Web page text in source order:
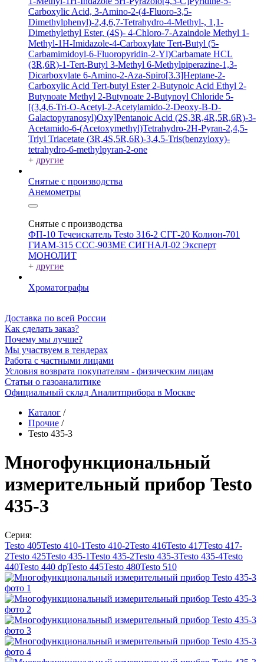
Carboxylic Acid, 3-Amino-2-(4-Fluoro-3,5-
Dimethylphenyl)-2,4,6,7-Tetrahydro-4-Methyl-, 1,1-
Dimethylethyl Ester, (4S)- 4-Chloro-7-Azaindole Methyl 1-
Methyl-1H-Imidazole-4-Carboxylate Tert-Butyl (5-
Carbamimidoyl-6-Fluoropyridin-2-Yl)Carbamate HCL
(3R,6R)-1-Tert-Butyl 3-Methyl 6-Methylpiperazine-1,3-
Dicarboxylate 6-Amino-2-Aza-Spiro[3.3]Heptane-2-
Carboxylic Acid Tert-butyl Ester 2-Butynoic Acid Ethyl 2-
Butynoate Methyl 2-Butynoate 2-Butynoyl Chloride 5-
[(3,4,6-Tri-O-Acetyl-2-Acetylamido-2-Deoxy-B-D-
Galactopyranosyl)Oxy]Pentanoic Acid (2S,3R,4R,5R,6R)-3-
Acetamido-6-(Acetoxymethyl)Tetrahydro-2H-Pyran-2,4,5-
Triyl Triacetate (3R,4S,5R,6R)-3,4,5-Tris(benzyloxy)-
tetrahydro-6-methylpyran-2-one
+ другие
Снятые с производства
Анемометры
Снятые с производства
ФП-10 Течеискатель Testo 316-2 СГГ-20 Колион-701
ГИАМ-315 ССС-903МЕ СИГНАЛ-02 Эксперт
МОНОЛИТ
+ другие
Хроматографы
Доставка по всей России
Как сделать заказ?
Почему мы лучше?
Мы участвуем в тендерах
Работа с частными лицами
Условия возврата покупателям - физическим лицам
Статьи о газоаналитике
Официальный склад Аналитприбора в Москве
Каталог /
Прочие /
Testo 435-3
Многофункциональный
измерительный прибор Testo
435-3
Серия:
Testo 405Testo 410-1Testo 410-2Testo 416Testo 417Testo 417-
2Testo 425Testo 435-1Testo 435-2Testo 435-3Testo 435-4Testo
440Testo 440 dpTesto 445Testo 480Testo 510